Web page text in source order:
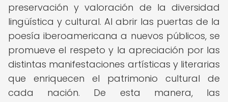
preservación y valoración de la diversidad
lingüística y cultural. Al abrir las puertas de la
poesía iberoamericana a nuevos públicos, se
promueve el respeto y la apreciación por las
distintas manifestaciones artísticas y literarias
que enriquecen el patrimonio cultural de
cada nación. De esta manera, las